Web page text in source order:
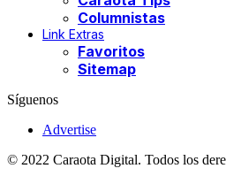
Columnistas
Link Extras
Favoritos
Sitemap
Síguenos
Advertise
© 2022 Caraota Digital. Todos los